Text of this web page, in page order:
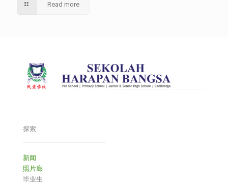
Read more
探索
新闻
照片廊
毕业生